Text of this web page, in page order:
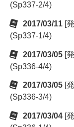
(Sp337-2/4)
2017/03/11 [
(Sp337-1/4)
2017/03/05 [
(Sp336-4/4)
2017/03/05 [
(Sp336-3/4)
2017/03/04 [